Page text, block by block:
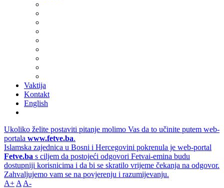
Vaktija
Kontakt
English
Ukoliko želite postaviti pitanje molimo Vas da to učinite putem web-
portala www.fetve.ba.
Islamska zajednica u Bosni i Hercegovini pokrenula je web-portal
Fetve.ba s ciljem da postojeći odgovori Fetvai-emina budu
dostupniji korisnicima i da bi se skratilo vrijeme čekanja na odgovor.
Zahvaljujemo vam se na povjerenju i razumijevanju.
A+ A A-